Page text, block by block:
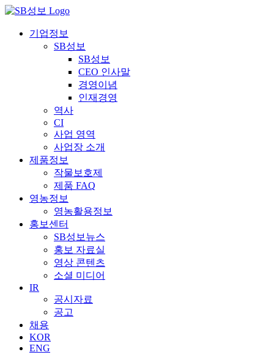
콘
기업정보
SB성보
SB성보
CEO 인사말
경영이념
인재경영
역사
CI
사업 영역
사업장 소개
제품정보
작물보호제
제품 FAQ
영농정보
영농활용정보
홍보센터
SB성보뉴스
홍보 자료실
영상 콘텐츠
소셜 미디어
IR
공시자료
공고
채용
KOR
ENG